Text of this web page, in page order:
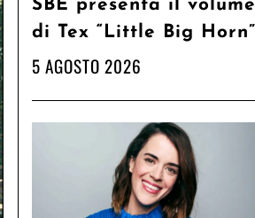
SBE presenta il volume
di Tex “Little Big Horn”
5 AGOSTO 2026